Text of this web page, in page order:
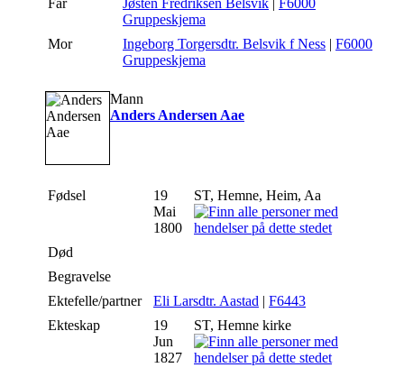
Far Jøsten Fredriksen Belsvik
F6000
Gruppeskjema
Mor
Ingeborg Torgersdtr. Belsvik f Ness | F6000
Gruppeskjema
Mann
Anders Andersen Aae
Fødsel
19
Mai
1800
ST, Hemne, Heim, Aa
Død
Begravelse
Ektefelle/partner
Eli Larsdtr. Aastad | F6443
Ekteskap
19
Jun
1827
ST, Hemne kirke